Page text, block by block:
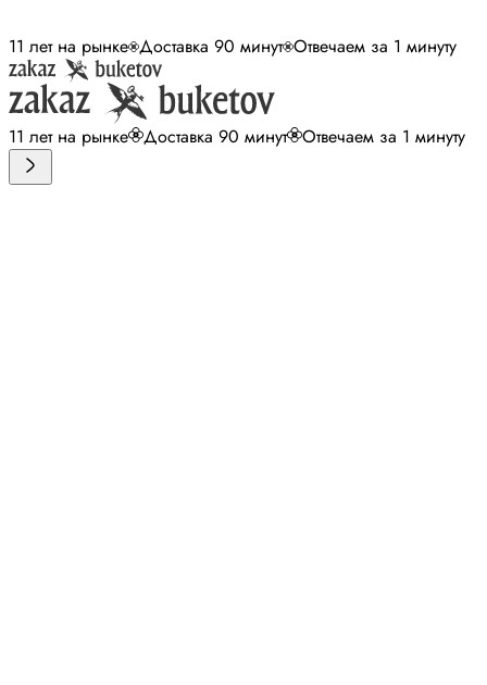
11 лет на рынке Доставка 90 минут Отвечаем за 1 минуту
11 лет на рынке Доставка 90 минут Отвечаем за 1 минуту